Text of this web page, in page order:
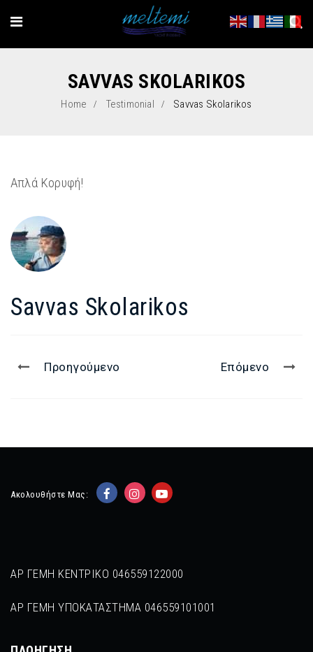
SAVVAS SKOLARIKOS
Home Testimonial Savvas Skolarikos
Απλά Κορυφή!
Savvas Skolarikos
Προηγούμενο Επόμενο
Ακολουθήστε Μας:
ΑΡ ΓΕΜΗ ΚΕΝΤΡΙΚΟ 046559122000
ΑΡ ΓΕΜΗ ΥΠΟΚΑΤΑΣΤΗΜΑ 046559101001